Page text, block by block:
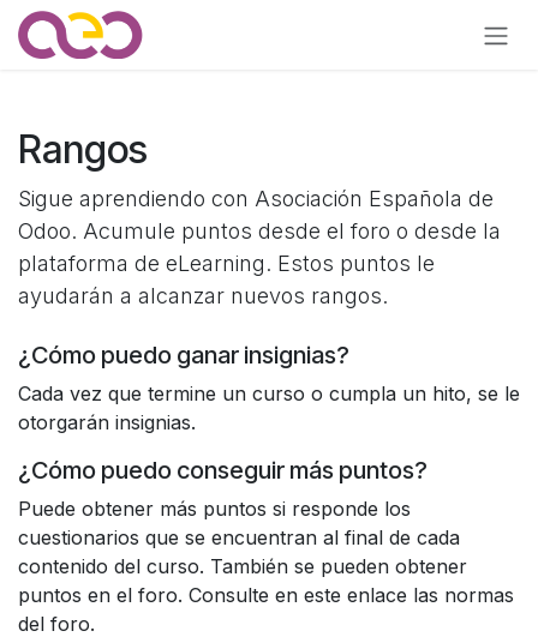
Ir al contenido
Rangos
Sigue aprendiendo con Asociación Española de
Odoo. Acumule puntos desde el foro o desde la
plataforma de eLearning. Estos puntos le
ayudarán a alcanzar nuevos rangos.
¿Cómo puedo ganar insignias?
Cada vez que termine un curso o cumpla un hito, se le
otorgarán insignias.
¿Cómo puedo conseguir más puntos?
Puede obtener más puntos si responde los
cuestionarios que se encuentran al final de cada
contenido del curso. También se pueden obtener
puntos en el foro. Consulte en este enlace las normas
del foro.